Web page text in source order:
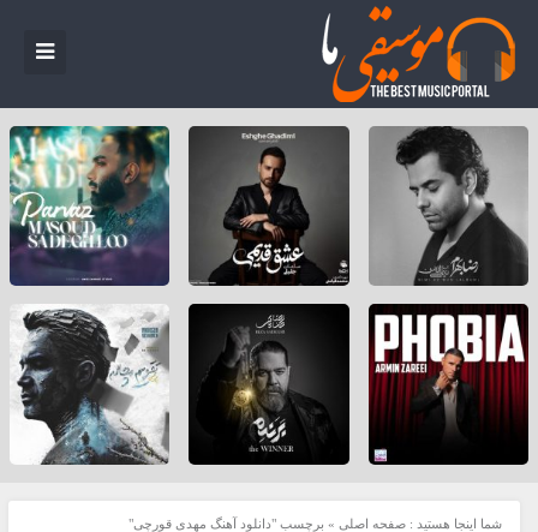
شما اینجا هستید : صفحه اصلی » برچسب "دانلود آهنگ مهدی قورچی"